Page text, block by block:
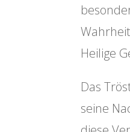
Heilige
Das
seine